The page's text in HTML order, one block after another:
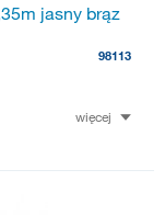
jasny brąz
98113
więcej